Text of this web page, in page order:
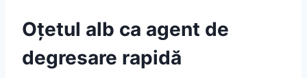
Oțetul alb ca agent de
degresare rapidă